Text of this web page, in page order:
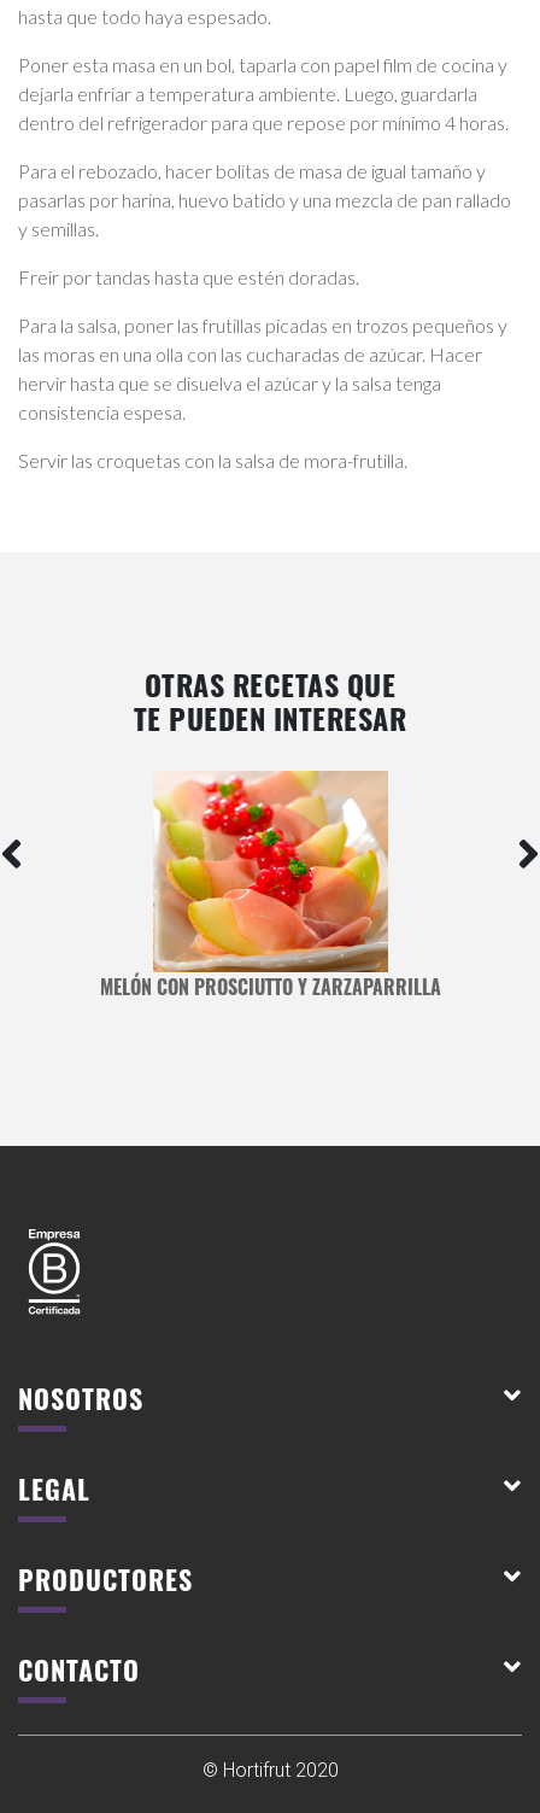
hasta que todo haya espesado.
Poner esta masa en un bol, taparla con papel film de cocina y
dejarla enfriar a temperatura ambiente. Luego, guardarla
dentro del refrigerador para que repose por mínimo 4 horas.
Para el rebozado, hacer bolitas de masa de igual tamaño y
pasarlas por harina, huevo batido y una mezcla de pan rallado
y semillas.
Freir por tandas hasta que estén doradas.
Para la salsa, poner las frutillas picadas en trozos pequeños y
las moras en una olla con las cucharadas de azúcar. Hacer
hervir hasta que se disuelva el azúcar y la salsa tenga
consistencia espesa.
Servir las croquetas con la salsa de mora-frutilla.
OTRAS RECETAS QUE
TE PUEDEN INTERESAR
MELÓN CON PROSCIUTTO Y ZARZAPARRILLA
NOSOTROS
LEGAL
PRODUCTORES
CONTACTO
© Hortifrut 2020